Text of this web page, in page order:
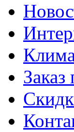
Заказ